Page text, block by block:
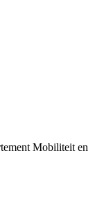
Mobiliteit en